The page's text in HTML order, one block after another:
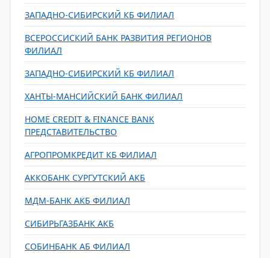
ЗАПАДНО-СИБИРСКИЙ КБ ФИЛИАЛ
ВСЕРОССИСКИЙ БАНК РАЗВИТИЯ РЕГИОНОВ
ФИЛИАЛ
ЗАПАДНО-СИБИРСКИЙ КБ ФИЛИАЛ
ХАНТЫ-МАНСИЙСКИЙ БАНК ФИЛИАЛ
HOME CREDIT & FINANCE BANK
ПРЕДСТАВИТЕЛЬСТВО
АГРОПРОМКРЕДИТ КБ ФИЛИАЛ
АККОБАНК СУРГУТСКИЙ АКБ
МДМ-БАНК АКБ ФИЛИАЛ
СИБИРЬГАЗБАНК АКБ
СОБИНБАНК АБ ФИЛИАЛ